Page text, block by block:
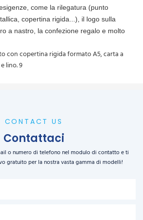
come la rilegatura (punto
copertina rigida...), il logo sulla
a nastro, la confezione regalo e molto
CONTACT US
Contattaci
o numero di telefono nel modulo di contatto e ti
gratuito per la nostra vasta gamma di modelli!